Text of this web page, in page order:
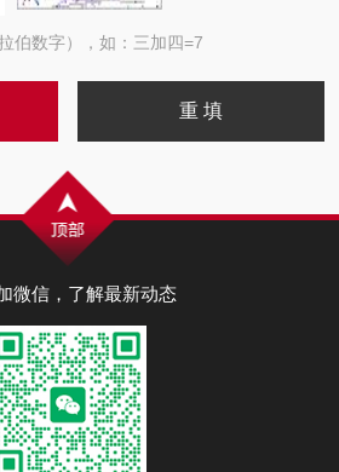
伯数字），如：三加四=7
微信，了解最新动态